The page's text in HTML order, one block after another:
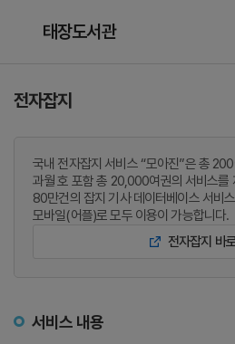
태장도서관
전자잡지
국내 전자잡지 서비스 “모아진”은 총
과월 호 포함 총 20,000여권의 서비스를
80만건의 잡지 기사 데이터베이스 서비
모바일(어플)로 모두 이용이 가능합니다.
전자잡지 바
서비스 내용